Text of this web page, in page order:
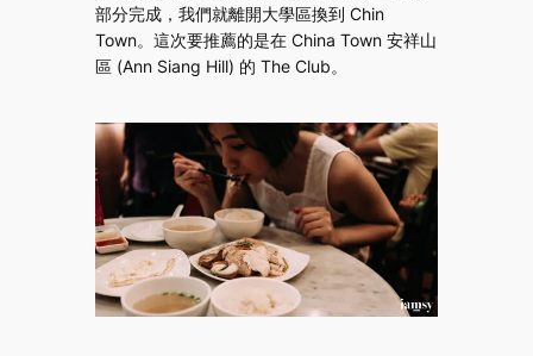
部分完成，我們就離開大學區換到 Chin
Town。這次要推薦的是在 China Town 安祥山
區 (Ann Siang Hill) 的 The Club。